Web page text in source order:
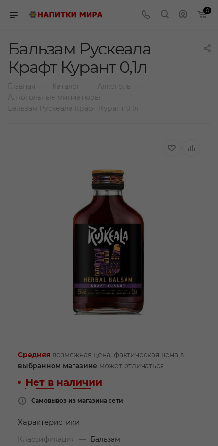
0
Бальзам Рускеала
Крафт Курант 0,1л
Главная Каталог Алкоголь
Алкогольные миниатюры
Бальзам Рускеала Крафт Курант 0,1л
Средняя возможная цена, фактическая цена в
выбранном магазине может отличаться
Нет в наличии
Самовывоз из магазина сети
Характеристики
Классификация —
Бальзам